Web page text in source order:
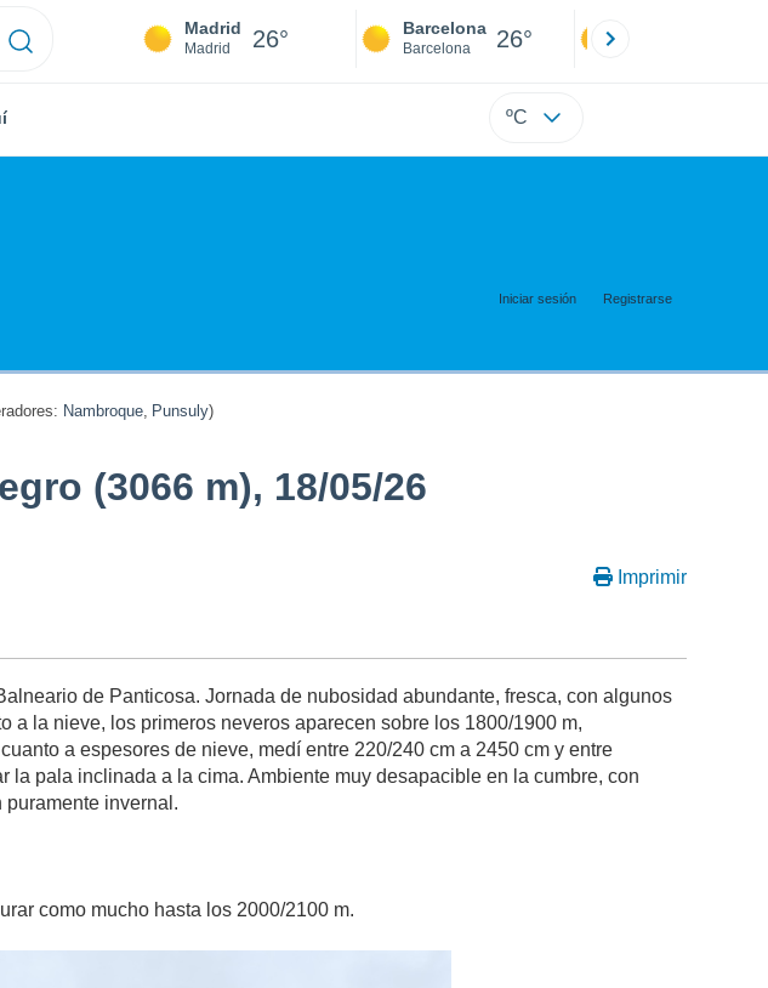
Madrid
Madrid 26° Barcelona
Barcelona 26°
ºC
Iniciar sesión Registrarse
Nambroque, Punsuly)
(3066 m), 18/05/26
Imprimir
de Panticosa. Jornada de nubosidad abundante, fresca, con algunos
a la nieve, los primeros neveros aparecen sobre los 1800/1900 m,
a espesores de nieve, medí entre 220/240 cm a 2450 cm y entre
la pala inclinada a la cima. Ambiente muy desapacible en la cumbre, con
invernal.
como mucho hasta los 2000/2100 m.